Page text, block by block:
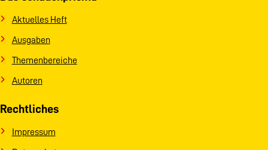
Aktuelles Heft
Ausgaben
Themenbereiche
Autoren
Rechtliches
Impressum